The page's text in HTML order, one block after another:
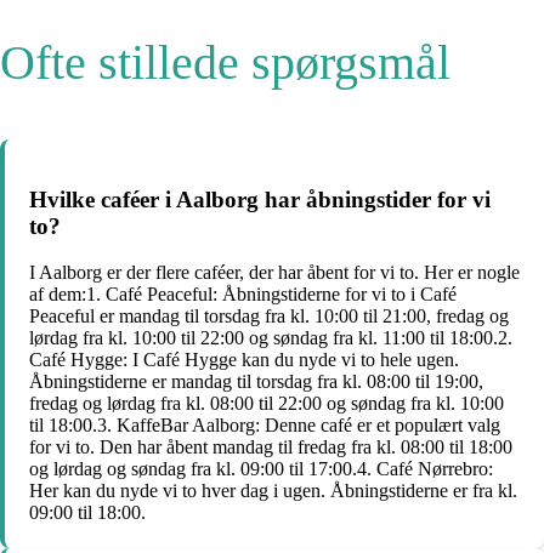
Ofte stillede spørgsmål
Hvilke caféer i Aalborg har åbningstider for vi
to?
I Aalborg er der flere caféer, der har åbent for vi to. Her er nogle
af dem:1. Café Peaceful: Åbningstiderne for vi to i Café
Peaceful er mandag til torsdag fra kl. 10:00 til 21:00, fredag og
lørdag fra kl. 10:00 til 22:00 og søndag fra kl. 11:00 til 18:00.2.
Café Hygge: I Café Hygge kan du nyde vi to hele ugen.
Åbningstiderne er mandag til torsdag fra kl. 08:00 til 19:00,
fredag og lørdag fra kl. 08:00 til 22:00 og søndag fra kl. 10:00
til 18:00.3. KaffeBar Aalborg: Denne café er et populært valg
for vi to. Den har åbent mandag til fredag fra kl. 08:00 til 18:00
og lørdag og søndag fra kl. 09:00 til 17:00.4. Café Nørrebro:
Her kan du nyde vi to hver dag i ugen. Åbningstiderne er fra kl.
09:00 til 18:00.